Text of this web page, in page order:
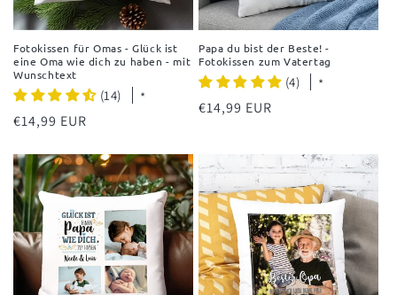
Fotokissen für Omas - Glück ist
eine Oma wie dich zu haben - mit
Wunschtext
(14) *
Normaler
€14,99 EUR
Papa du bist der Beste! -
Fotokissen zum Vatertag
(4) *
Normaler
€14,99 EUR